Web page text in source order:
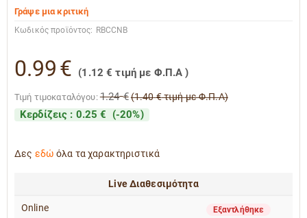
Γράψε μια κριτική
Κωδικός προϊόντος: RBCCNB
0.99€ (1.12 € τιμή με Φ.Π.Α )
Τιμή τιμοκαταλόγου:1.24 €(1.40€τιμή με Φ.Π.Α)
Κερδίζεις : 0.25 € (-20%)
Δες εδώ όλα τα χαρακτηριστικά
Live Διαθεσιμότητα
Online Εξαντλήθηκε